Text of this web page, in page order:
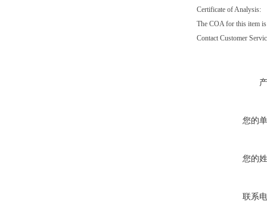
Certificate of Analysis:
The COA for this item
Contact Customer
您的
您的
联系